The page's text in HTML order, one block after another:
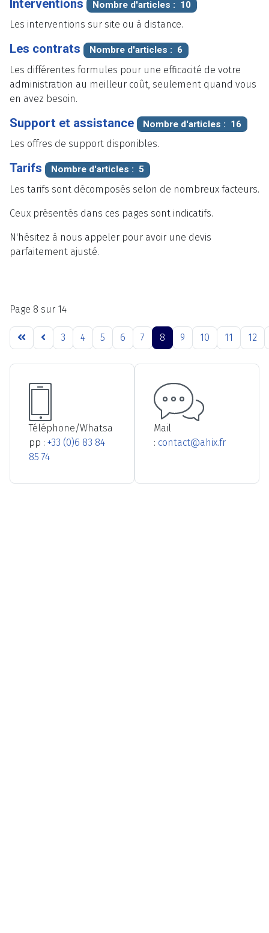
Interventions Nombre d'articles : 10
Les interventions sur site ou à distance.
Les contrats Nombre d'articles : 6
Les différentes formules pour une efficacité de votre
administration au meilleur coût, seulement quand vous
en avez besoin.
Support et assistance Nombre d'articles : 16
Les offres de support disponibles.
Tarifs Nombre d'articles : 5
Les tarifs sont décomposés selon de nombreux facteurs.
Ceux présentés dans ces pages sont indicatifs.
N'hésitez à nous appeler pour avoir une devis
parfaitement ajusté.
Page 8 sur 14
3 4 5 6 7 8 9 10 11 12
Téléphone/Whatsa
pp : +33 (0)6 83 84
85 74
Mail
: contact@ahix.fr